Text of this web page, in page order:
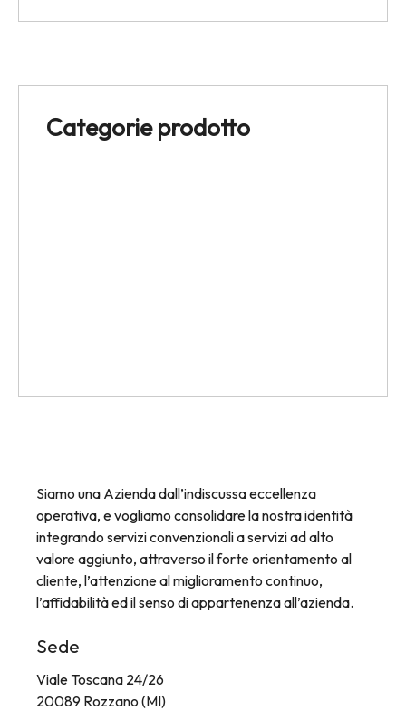
Categorie prodotto
Siamo una Azienda dall’indiscussa eccellenza
operativa, e vogliamo consolidare la nostra identità
integrando servizi convenzionali a servizi ad alto
valore aggiunto, attraverso il forte orientamento al
cliente, l’attenzione al miglioramento continuo,
l’affidabilità ed il senso di appartenenza all’azienda.
Sede
Viale Toscana 24/26
20089 Rozzano (MI)